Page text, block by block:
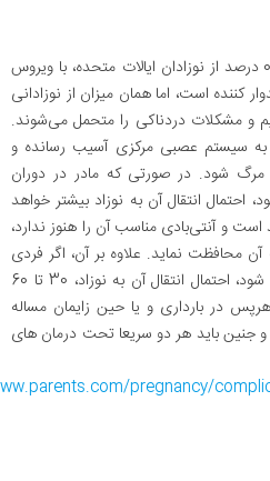
بر اساس آمار اعلام شده، کمتر از 0.1 درصد از نوزادان ایالات متحده، با ویروس
کننده است، اما همان میزان از نوزادانی
و مشکلات دردناکی را متحمل می‌شوند.
به سیستم عصبی مرکزی آسیب رسانده و
شود. در صورتی که مادر در دوران
احتمال انتقال آن به نوزاد بیشتر خواهد
است و آنتی‌بادی مناسب آن را هنوز ندارد،
آن محافظت نماید. علاوه بر آن، اگر فردی
در حین زایمان به این بیماری مبتلا شود، احتمال انتقال آن به نوزاد، 30 تا 60
هرپس در بارداری و یا حین زایمان مساله
باید هر دو سریعا تحت درمان های
pregnancy/